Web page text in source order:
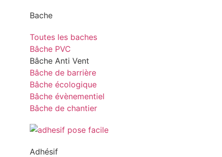
Bache
Toutes les baches
Bâche PVC
Bâche Anti Vent
Bâche de barrière
Bâche écologique
Bâche évènementiel
Bâche de chantier
Adhésif